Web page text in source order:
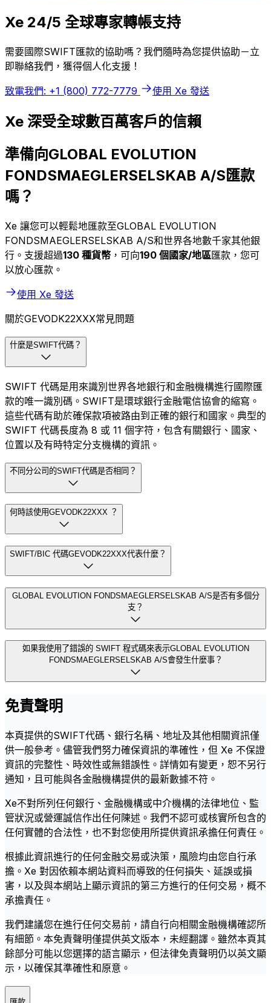
Xe 24/5 全球專家轉帳支持
需要國際SWIFT匯款的協助嗎？我們隨時為您提供協助－立
即聯絡我們，獲得個人化支援！
致電我們: +1 (800) 772-7779 使用 Xe 發送
Xe 深受全球數百萬客戶的信賴
準備向GLOBAL EVOLUTION
FONDSMAEGLERSELSKAB A/S匯款
嗎？
Xe 讓您可以輕鬆地匯款至GLOBAL EVOLUTION
FONDSMAEGLERSELSKAB A/S和世界各地數千家其他銀
行。支援超過130 種貨幣 ，可向190 個國家/地區匯款，您可
以放心匯款。
使用 Xe 發送
關於GEVODK22XXX常見問題
什麼是SWIFT代碼？
SWIFT 代碼是用來識別世界各地銀行和金融機構進行國際匯
款的唯一識別碼。SWIFT是環球銀行金融電信協會的縮寫。
這些代碼有助於確保款項被路由到正確的銀行和國家。典型的
SWIFT 代碼長度為 8 或 11 個字符，包含有關銀行、國家、
位置以及有時特定分支機構的資訊。
不同分公司的SWIFT代碼是否相同？
何時該使用GEVODK22XXX ？
SWIFT/BIC 代碼GEVODK22XXX代表什麼？
GLOBAL EVOLUTION FONDSMAEGLERSELSKAB A/S是否有多個分
支？
如果我使用了錯誤的 SWIFT 程式碼來表示GLOBAL EVOLUTION
FONDSMAEGLERSELSKAB A/S會發生什麼事？
免責聲明
本頁提供的SWIFT代碼、銀行名稱、地址及其他相關資訊僅
供一般參考。儘管我們努力確保資訊的準確性，但 Xe 不保證
資訊的完整性、時效性或無錯誤性。詳情如有變更，恕不另行
通知，且可能與各金融機構提供的最新數據不符。
Xe不對所列任何銀行、金融機構或中介機構的法律地位、監
管狀況或營運誠信作出任何陳述。我們不認可或核實所包含的
任何實體的合法性，也不對您使用所提供資訊承擔任何責任。
根據此資訊進行的任何金融交易或決策，風險均由您自行承
擔。Xe 對因依賴本網站資料而導致的任何損失、延誤或損
害，以及與本網站上顯示資訊的第三方進行的任何交易，概不
承擔責任。
我們建議您在進行任何交易前，請自行向相關金融機構確認所
有細節。本免責聲明僅提供英文版本，未經翻譯。雖然本頁其
餘部分可能以您選擇的語言顯示，但法律免責聲明仍以英文顯
示，以確保其準確性和原意。